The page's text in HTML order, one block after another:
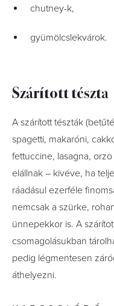
chutney-k,
gyümölcslekvárok.
Szárított tészta
A szárított tészták
spagetti, makaróni,
fettuccine, lasagna,
elállnak – kivéve, ha
ráadásul ezerféle
nemcsak a szürke,
ünnepekkor is. A
csomagolásukban
pedig légmentesen
áthelyezni.